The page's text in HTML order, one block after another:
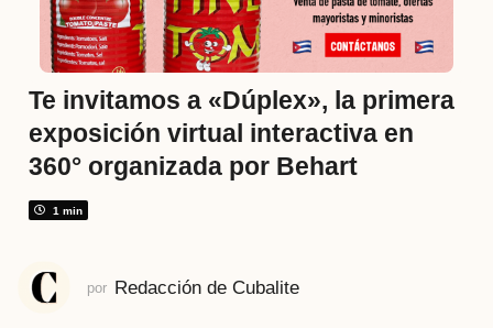
t
á
s
6
o
Te invitamos a «Dúplex», la primera
exposición virtual interactiva en
360° organizada por Behart
1 min
por Redacción de Cubalite